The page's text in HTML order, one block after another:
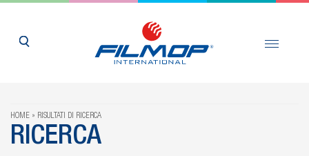
HOME RISULTATI DI RICERCA
RICERCA